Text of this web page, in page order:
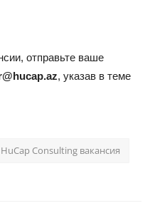
отправьте ваше
@hucap.az, указав в теме
HuCap Consulting вакансия